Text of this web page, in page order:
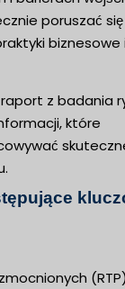
poruszać
biznesowe
z badania
które